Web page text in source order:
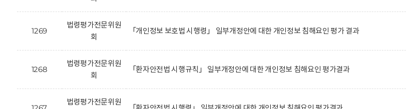
1269
법령평가전문위원
회
「개인정보 보호법 시행령」 일부개정안에 대한 개인정보 침해요인 평가 결과
1268
법령평가전문위원
회
「환자안전법 시행규칙」 일부개정안에 대한 개인정보 침해요인 평가결과
법령평가전문위원